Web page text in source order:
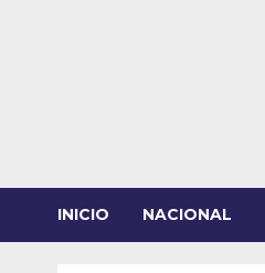
INICIO NACIONAL